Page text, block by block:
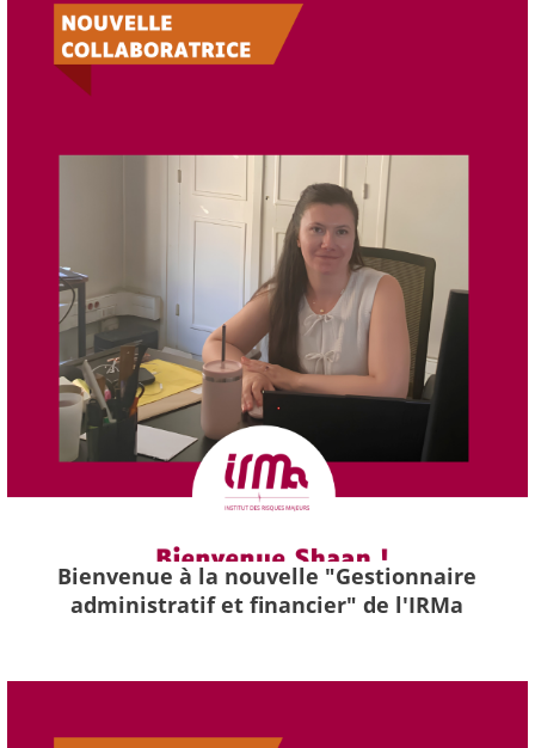
Bienvenue à la nouvelle "Gestionnaire
administratif et financier" de l'IRMa